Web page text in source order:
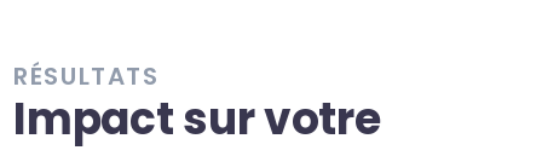
RÉSULTATS
Impact sur votre